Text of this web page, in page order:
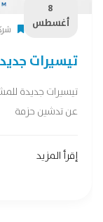
8
أغسطس
تيسيرات
تيسيرات جديدة
عن تدشين حزمة
إقرأ المزيد